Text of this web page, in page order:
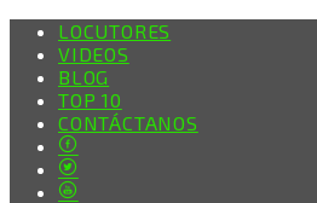
LOCUTORES
VIDEOS
BLOG
TOP 10
CONTÁCTANOS